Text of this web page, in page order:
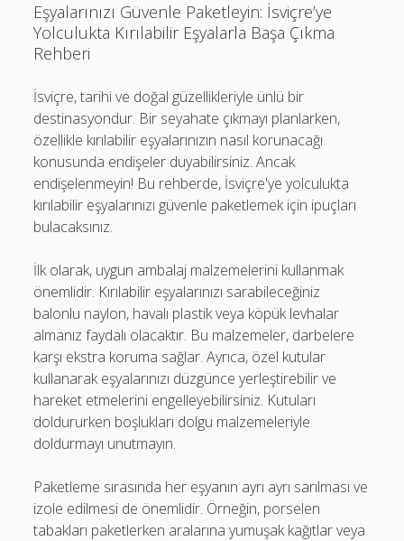
Eşyalarınızı Güvenle Paketleyin: İsviçre’ye
Yolculukta Kırılabilir Eşyalarla Başa Çıkma
Rehberi
İsviçre, tarihi ve doğal güzellikleriyle ünlü bir
destinasyondur. Bir seyahate çıkmayı planlarken,
özellikle kırılabilir eşyalarınızın nasıl korunacağı
konusunda endişeler duyabilirsiniz. Ancak
endişelenmeyin! Bu rehberde, İsviçre'ye yolculukta
kırılabilir eşyalarınızı güvenle paketlemek için ipuçları
bulacaksınız.
İlk olarak, uygun ambalaj malzemelerini kullanmak
önemlidir. Kırılabilir eşyalarınızı sarabileceğiniz
balonlu naylon, havalı plastik veya köpük levhalar
almanız faydalı olacaktır. Bu malzemeler, darbelere
karşı ekstra koruma sağlar. Ayrıca, özel kutular
kullanarak eşyalarınızı düzgünce yerleştirebilir ve
hareket etmelerini engelleyebilirsiniz. Kutuları
doldururken boşlukları dolgu malzemeleriyle
doldurmayı unutmayın.
Paketleme sırasında her eşyanın ayrı ayrı sarılması ve
izole edilmesi de önemlidir. Örneğin, porselen
tabakları paketlerken aralarına yumuşak kağıtlar veya